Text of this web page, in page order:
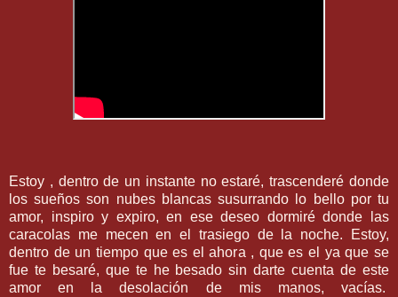
Estoy , dentro de un instante no estaré, trascenderé donde
los sueños son nubes blancas susurrando lo bello por tu
amor, inspiro y expiro, en ese deseo dormiré donde las
caracolas me mecen en el trasiego de la noche. Estoy,
dentro de un tiempo que es el ahora , que es el ya que se
fue te besaré, que te he besado sin darte cuenta de este
amor en la desolación de mis manos, vacías.